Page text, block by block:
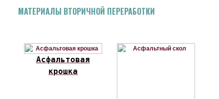
МАТЕРИАЛЫ ВТОРИЧНОЙ ПЕРЕРАБОТКИ
Асфальтовая
крошка